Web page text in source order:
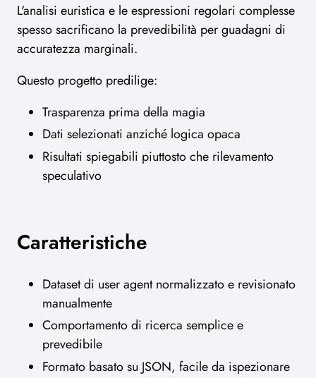
L'analisi euristica e le espressioni regolari complesse
spesso sacrificano la prevedibilità per guadagni di
accuratezza marginali.
Questo progetto predilige:
Trasparenza prima della magia
Dati selezionati anziché logica opaca
Risultati spiegabili piuttosto che rilevamento
speculativo
Caratteristiche
Dataset di user agent normalizzato e revisionato
manualmente
Comportamento di ricerca semplice e
prevedibile
Formato basato su JSON, facile da ispezionare